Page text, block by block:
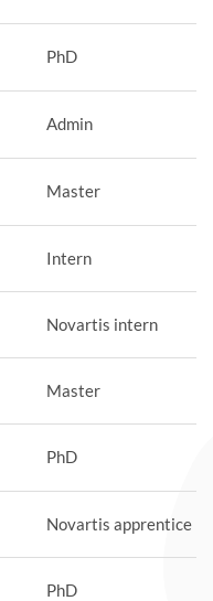
PhD
Admin
Master
Intern
Novartis intern
Master
PhD
Novartis apprentice
PhD